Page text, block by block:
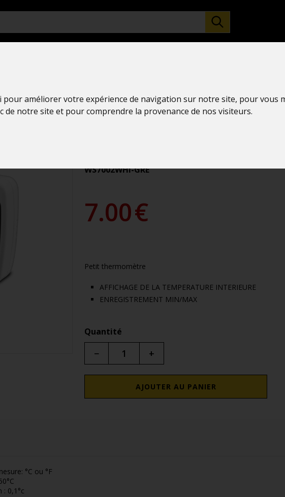
améliorer votre expérience de navigation sur notre site, pour vous
notre site et pour comprendre la provenance de nos visiteurs.
Station Températures
WS7002WHI-GRE
7.00€
Petit thermomètre
AFFICHAGE DE LA TEMPERATURE INTERIEURE
ENREGISTREMENT MIN/MAX
Quantité
− +
AJOUTER AU PANIER
°C ou °F
: 0,1°c